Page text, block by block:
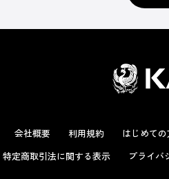
会社概要 利用規約 はじめて
特定商取引法に関する表示
プライバ